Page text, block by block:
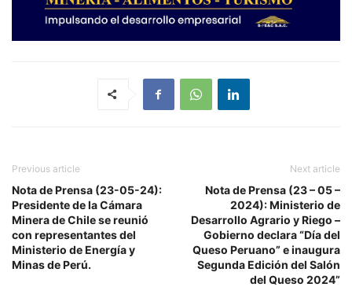
Previous article
Nota de Prensa (23-05-24):
Presidente de la Cámara
Minera de Chile se reunió
con representantes del
Ministerio de Energía y
Minas de Perú.
Next article
Nota de Prensa (23 – 05 –
2024): Ministerio de
Desarrollo Agrario y Riego –
Gobierno declara “Día del
Queso Peruano” e inaugura
Segunda Edición del Salón
del Queso 2024”